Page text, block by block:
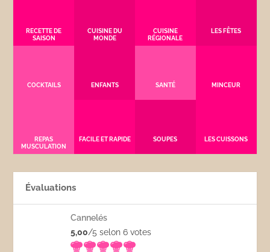
RECETTE DE
SAISON
CUISINE DU
MONDE
CUISINE
RÉGIONALE
LES FÊTES
COCKTAILS ENFANTS SANTÉ MINCEUR
REPAS
MUSCULATION
FACILE ET RAPIDE SOUPES LES CUISSONS
Évaluations
Cannelés
5,00/5 selon 6votes